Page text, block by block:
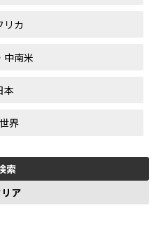
リカ
中南米
本
界